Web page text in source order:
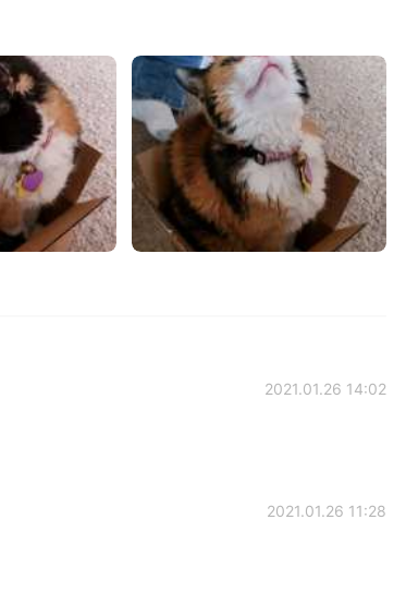
2021.01.26 14:02
2021.01.26 11:28